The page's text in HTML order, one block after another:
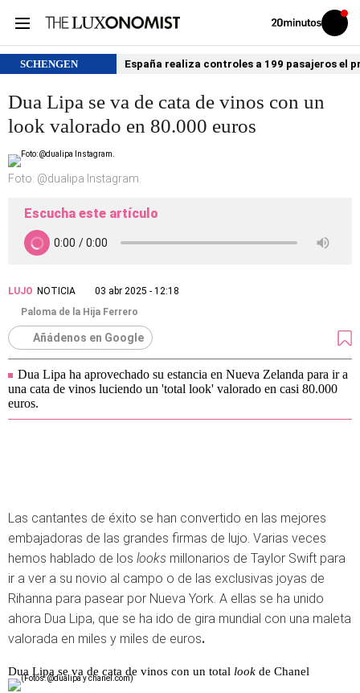
Volver
Iniciar
sesión
SCHENGEN España realiza controles a 199 pasajeros el
Dua Lipa se va de cata de vinos con un
look valorado en 80.000 euros
Foto: @dualipa Instagram.
Escucha este artículo
LUJO NOTICIA
03 abr 2025 - 12:18
Paloma de la Hija Ferrero
Añádenos en Google
Dua Lipa ha aprovechado su estancia en Nueva Zelanda para ir a
una cata de vinos luciendo un 'total look' valorado en casi 80.000
euros.
Las cantantes de éxito se han convertido en las mejores
embajadoras de las grandes firmas de lujo. Varias veces
hemos hablado de los looks millonarios de Taylor Swift para
ir a ver a su novio al campo o de las exclusivas joyas de
Rihanna para pasear por Nueva York. A ellas se ha unido
ahora Dua Lipa, que se ha ido de gira mundial con una maleta
valorada en miles y miles de euros.
Dua Lipa se va de cata de vinos con un total look de Chanel